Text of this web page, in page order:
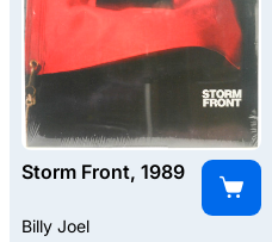
Storm Front, 1989
Billy Joel